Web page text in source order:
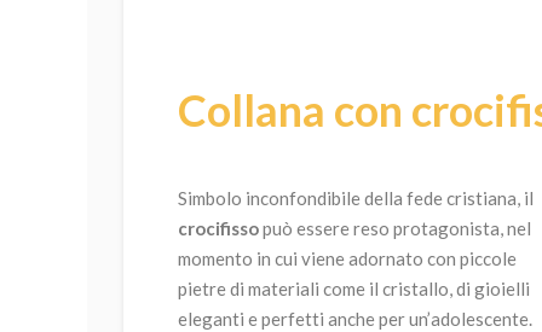
Collana con
Simbolo inconfondibile della fede cristiana, il
crocifissopuò essere reso protagonista, nel
momento in cui viene adornato con piccole
pietre di materiali come il cristallo, di gioielli
eleganti e perfetti anche per un’adolescente.